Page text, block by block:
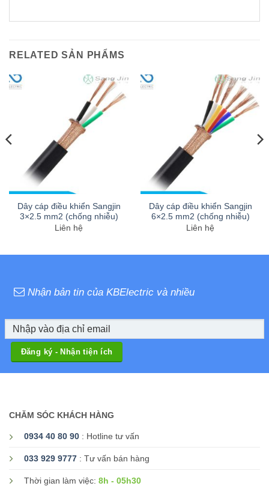
RELATED SẢN PHẨMS
Dây cáp điều khiển Sangjin
3×2.5 mm2 (chống nhiễu)
Liên hệ
Dây cáp điều khiển Sangjin
6×2.5 mm2 (chống nhiễu)
Liên hệ
Nhận bản tin của KBElectric và nhiều
CHĂM SÓC KHÁCH HÀNG
0934 40 80 90 : Hotline tư vấn
033 929 9777 : Tư vấn bán hàng
Thời gian làm việc: 8h - 05h30